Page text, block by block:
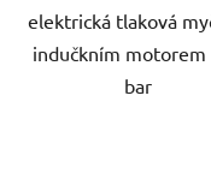
elektrická tlaková
indučkním motorem
bar